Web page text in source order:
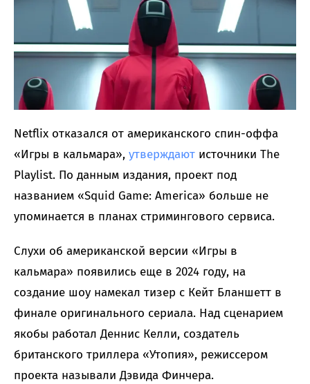
Netflix отказался от американского спин-оффа
«Игры в кальмара», утверждают источники The
Playlist. По данным издания, проект под
названием «Squid Game: America» больше не
упоминается в планах стримингового сервиса.
Слухи об американской версии «Игры в
кальмара» появились еще в 2024 году, на
создание шоу намекал тизер с Кейт Бланшетт в
финале оригинального сериала. Над сценарием
якобы работал Деннис Келли, создатель
британского триллера «Утопия», режиссером
проекта называли Дэвида Финчера.